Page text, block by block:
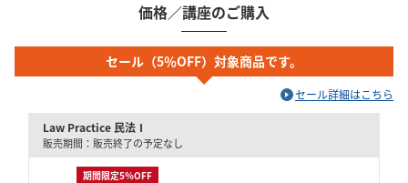
価格／講座のご購入
セール（5％OFF）対象商品です。
セール詳細はこちら
Law Practice 民法Ⅰ
販売期間：販売終了の予定なし
期間限定5％OFF